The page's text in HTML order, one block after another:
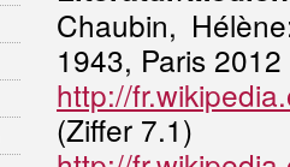
Chaubin,
1943, Paris 2012
http://
(Ziffer 7.1)